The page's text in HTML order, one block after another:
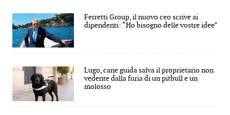
Ferretti Group, il nuovo ceo scrive ai
dipendenti: “Ho bisogno delle vostre idee”
Lugo, cane guida salva il proprietario non
vedente dalla furia di un pitbull e un
molosso